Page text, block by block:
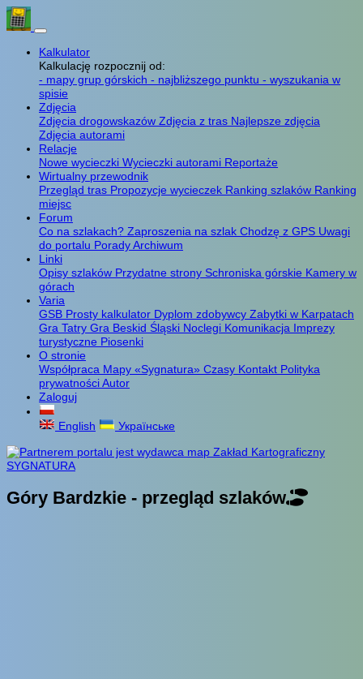
Kalkulator
Kalkulację rozpocznij od:
- mapy grup górskich - najbliższego punktu - wyszukania w
spisie
Zdjęcia
Zdjęcia drogowskazów Zdjęcia z tras Najlepsze zdjęcia
Zdjęcia autorami
Relacje
Nowe wycieczki Wycieczki autorami Reportaże
Wirtualny przewodnik
Przegląd tras Propozycje wycieczek Ranking szlaków Ranking
miejsc
Forum
Co na szlakach? Zaproszenia na szlak Chodzę z GPS Uwagi
do portalu PoradyArchiwum
Linki
Opisy szlaków Przydatne strony Schroniska górskie Kamery w
górach
Varia
GSB Prosty kalkulator Dyplom zdobywcy Zabytki w Karpatach
Gra Tatry Gra Beskid Śląski Noclegi Komunikacja Imprezy
turystyczne Piosenki
O stronie
Współpraca Mapy «Sygnatura» Czasy Kontakt Polityka
prywatnościAutor
Zaloguj
English Українське
Góry Bardzkie - przegląd szlaków